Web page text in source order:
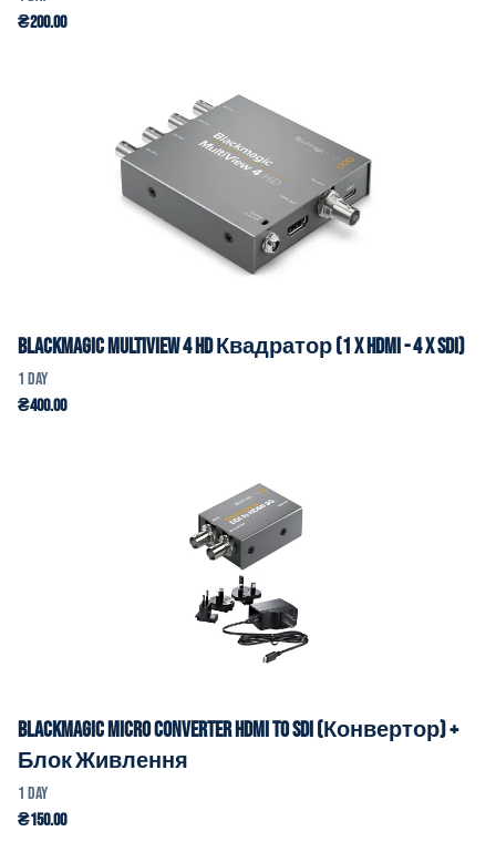
Blackmagic MultiView 4 HD Квадратор (1 x HDMI - 4 x SDI)
Blackmagic Micro Converter HDMI to SDI (Конвертор) +
Блок Живлення